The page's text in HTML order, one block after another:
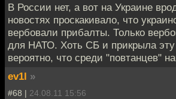
В России нет, а вот на Украине
новостях проскакивало, что
вербовали прибалты. Только
для НАТО. Хоть СБ и прикрыла эту
вероятно, что среди "повтанцев"
ev1l »
#68 | 24.08.11 15:56